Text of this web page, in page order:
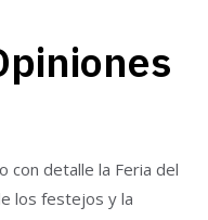
con detalle la Feria del
los festejos y la